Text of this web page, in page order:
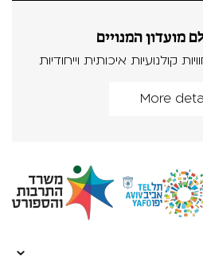
קולנועיות איכותית וייחודיות
More